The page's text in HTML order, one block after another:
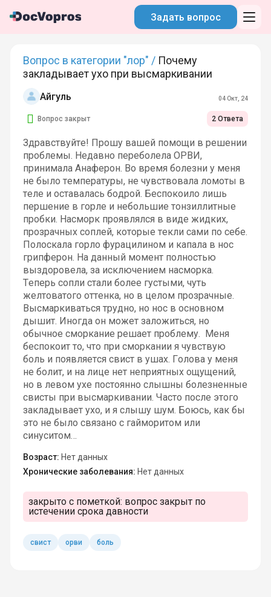
Задать вопрос
Вопрос в категории "лор" / Почему
закладывает ухо при высмаркивании
Айгуль 04 Окт, 24
Вопрос закрыт 2 Ответа
Здравствуйте! Прошу вашей помощи в решении
проблемы. Недавно переболела ОРВИ,
принимала Анаферон. Во время болезни у меня
не было температуры, не чувствовала ломоты в
теле и оставалась бодрой. Беспокоило лишь
першение в горле и небольшие тонзиллитные
пробки. Насморк проявлялся в виде жидких,
прозрачных соплей, которые текли сами по себе.
Полоскала горло фурацилином и капала в нос
грипферон. На данный момент полностью
выздоровела, за исключением насморка.
Теперь сопли стали более густыми, чуть
желтоватого оттенка, но в целом прозрачные.
Высмаркиваться трудно, но нос в основном
дышит. Иногда он может заложиться, но
обычное сморкание решает проблему. Меня
беспокоит то, что при сморкании я чувствую
боль и появляется свист в ушах. Голова у меня
не болит, и на лице нет неприятных ощущений,
но в левом ухе постоянно слышны болезненные
свисты при высмаркивании. Часто после этого
закладывает ухо, и я слышу шум. Боюсь, как бы
это не было связано с гайморитом или
синуситом…
Возраст: Нет данных
Хронические заболевания: Нет данных
закрыто с пометкой: вопрос закрыт по
истечении срока давности
свист орви боль